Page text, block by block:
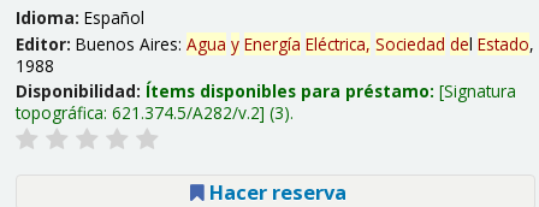
Idioma: Español
Editor: Buenos Aires: Agua y Energía Eléctrica, Sociedad del Estado,
1988
Disponibilidad: Ítems disponibles para préstamo: Signatura
topográfica: 621.374.5/A282/v.2 (3).
Hacer reserva